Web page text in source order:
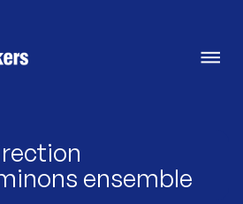
ensemble